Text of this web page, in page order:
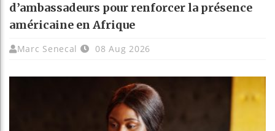
d’ambassadeurs pour renforcer la présence
américaine en Afrique
Marc Senecal 08 Aug 2026